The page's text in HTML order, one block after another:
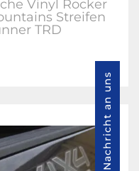
Vinyl Rocker
Streifen
TRD
Nachricht an uns